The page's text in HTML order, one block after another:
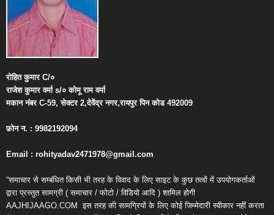
रोहित कुमारC/०
राजेश कुमार वर्माs/० कोमू राम वर्मा
मकान नंबरC-59,सेक्टर2,देवेंद्र नगर,रायपुर पिन कोड492009
फ़ोन न. : 9982192094
Email : rohityadav2471978@gmail.com
“समाचार से सम्बंधित किसी भी तरह के विवाद के लिए साइट के कुछ तत्वों में उपयोगकर्ताओं
द्वारा प्रस्तुत सामग्री ( समाचार / फोटो / विडियो आदि ) शामिल होगी
AAJHIJAAGO.COM इस तरह की सामग्रियों के लिए कोई जिम्मेदारी स्वीकार नहीं करता